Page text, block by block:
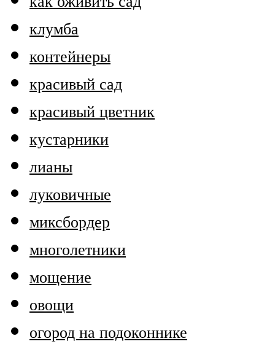
клумба
контейнеры
красивый сад
красивый цветник
кустарники
лианы
луковичные
миксбордер
многолетники
мощение
овощи
огород на подоконнике